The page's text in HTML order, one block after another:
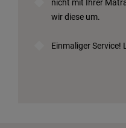
nicht mit Ihrer
wir diese um.
Einmaliger Service!